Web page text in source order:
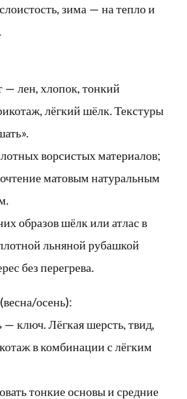
зима — на тепло и
лен, хлопок, тонкий
лёгкий шёлк. Текстуры
ворсистых материалов;
матовым натуральным
образов шёлк или атлас в
льняной рубашкой
без перегрева.
осень):
ключ. Лёгкая шерсть, твид,
в комбинации с лёгким
тонкие основы и средние